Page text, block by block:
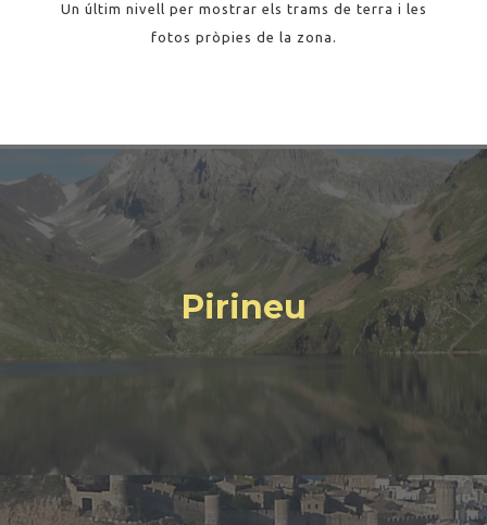
Un últim nivell per mostrar els trams de terra i les
fotos pròpies de la zona.
Pirineu